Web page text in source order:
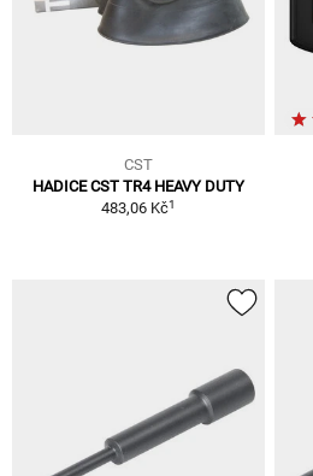
CST
HADICE CST TR4 HEAVY DUTY
483,06 Kč1